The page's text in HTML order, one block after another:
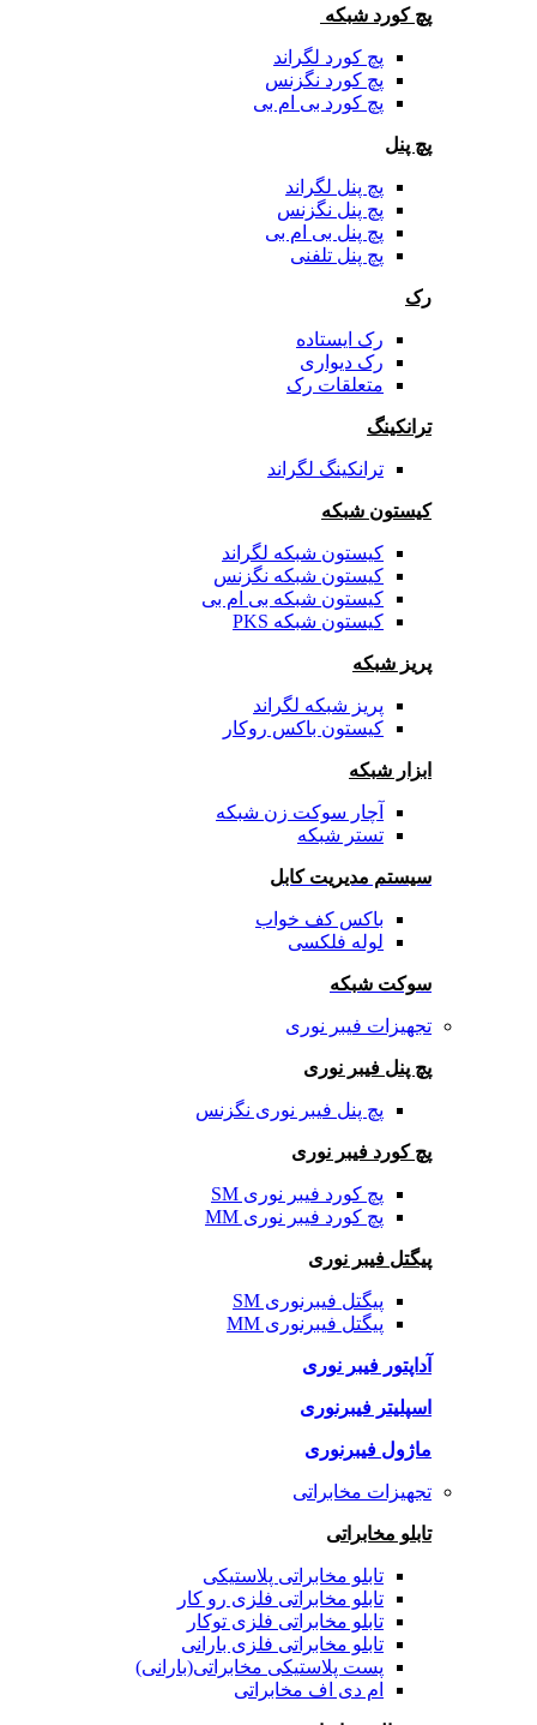
پچ کورد شبکه
پچ کورد لگراند
پچ کورد نگزنس
پچ کورد بی ام بی
پچ پنل
پچ پنل لگراند
پچ پنل نگزنس
پچ پنل بی ام بی
پچ پنل تلفنی
رک
رک ایستاده
رک دیواری
متعلقات رک
ترانکینگ
ترانکینگ لگراند
کیستون شبکه
کیستون شبکه لگراند
کیستون شبکه نگزنس
کیستون شبکه بی ام بی
کیستون شبکه PKS
پریز شبکه
پریز شبکه لگراند
کیستون باکس روکار
ابزار شبکه
آچار سوکت زن شبکه
تستر شبکه
سیستم مدیریت کابل
باکس کف خواب
لوله فلکسی
سوکت شبکه
تجهیزات فیبر نوری
پچ پنل فیبر نوری
پچ پنل فیبر نوری نگزنس
پچ کورد فیبر نوری
پچ کورد فیبر نوری SM
پچ کورد فیبر نوری MM
پیگتل فیبر نوری
پیگتل فیبرنوری SM
پیگتل فیبرنوری MM
آداپتور فیبر نوری
اسپلیتر فیبرنوری
ماژول فیبرنوری
تجهیزات مخابراتی
تابلو مخابراتی
تابلو مخابراتی پلاستیکی
تابلو مخابراتی فلزی رو کار
تابلو مخابراتی فلزی توکار
تابلو مخابراتی فلزی بارانی
پست پلاستیکی مخابراتی(بارانی)
ام دی اف مخابراتی